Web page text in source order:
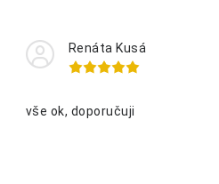
Renáta Kusá
vše ok, doporučuji